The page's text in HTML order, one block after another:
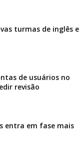
turmas de inglês e
de usuários no
revisão
entra em fase mais